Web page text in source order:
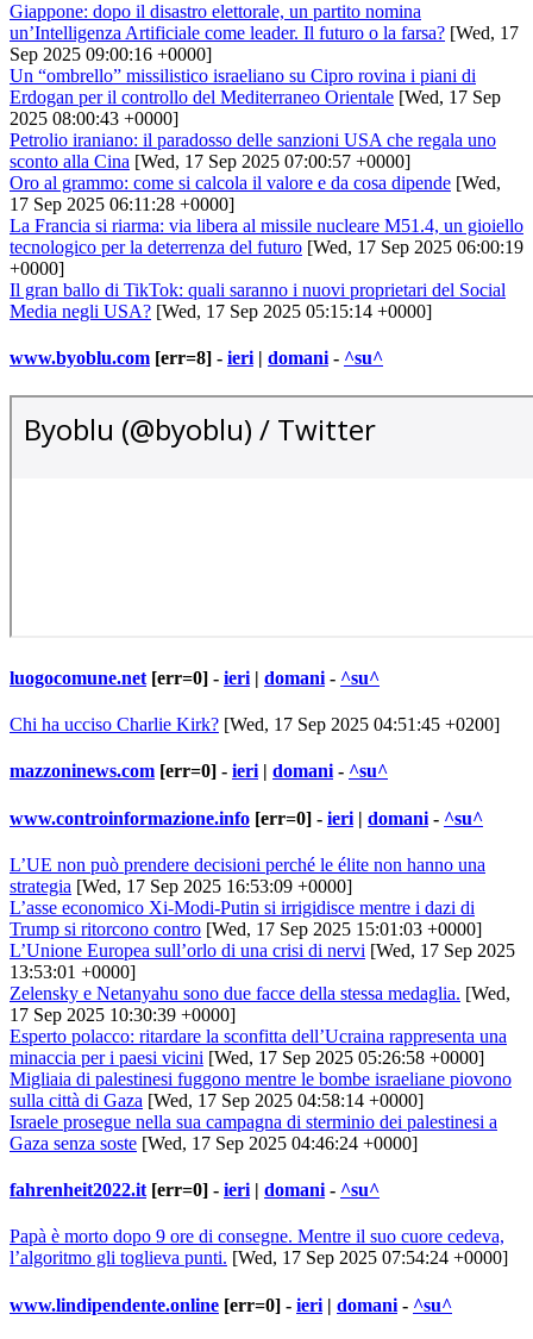
Giappone: dopo il disastro elettorale, un partito nomina
un’Intelligenza Artificiale come leader. Il futuro o la farsa? [Wed, 17
Sep 2025 09:00:16 +0000]
Un “ombrello” missilistico israeliano su Cipro rovina i piani di
Erdogan per il controllo del Mediterraneo Orientale [Wed, 17 Sep
2025 08:00:43 +0000]
Petrolio iraniano: il paradosso delle sanzioni USA che regala uno
sconto alla Cina [Wed, 17 Sep 2025 07:00:57 +0000]
Oro al grammo: come si calcola il valore e da cosa dipende [Wed,
17 Sep 2025 06:11:28 +0000]
La Francia si riarma: via libera al missile nucleare M51.4, un gioiello
tecnologico per la deterrenza del futuro [Wed, 17 Sep 2025 06:00:19
+0000]
Il gran ballo di TikTok: quali saranno i nuovi proprietari del Social
Media negli USA? [Wed, 17 Sep 2025 05:15:14 +0000]
www.byoblu.com [err=8] - ieri | domani - ^su^
luogocomune.net [err=0] - ieri | domani - ^su^
Chi ha ucciso Charlie Kirk? [Wed, 17 Sep 2025 04:51:45 +0200]
mazzoninews.com [err=0] - ieri | domani - ^su^
www.controinformazione.info [err=0] - ieri | domani - ^su^
L’UE non può prendere decisioni perché le élite non hanno una
strategia [Wed, 17 Sep 2025 16:53:09 +0000]
L’asse economico Xi-Modi-Putin si irrigidisce mentre i dazi di
Trump si ritorcono contro [Wed, 17 Sep 2025 15:01:03 +0000]
L’Unione Europea sull’orlo di una crisi di nervi [Wed, 17 Sep 2025
13:53:01 +0000]
Zelensky e Netanyahu sono due facce della stessa medaglia. [Wed,
17 Sep 2025 10:30:39 +0000]
Esperto polacco: ritardare la sconfitta dell’Ucraina rappresenta una
minaccia per i paesi vicini [Wed, 17 Sep 2025 05:26:58 +0000]
Migliaia di palestinesi fuggono mentre le bombe israeliane piovono
sulla città di Gaza [Wed, 17 Sep 2025 04:58:14 +0000]
Israele prosegue nella sua campagna di sterminio dei palestinesi a
Gaza senza soste [Wed, 17 Sep 2025 04:46:24 +0000]
fahrenheit2022.it [err=0] - ieri | domani - ^su^
Papà è morto dopo 9 ore di consegne. Mentre il suo cuore cedeva,
l’algoritmo gli toglieva punti. [Wed, 17 Sep 2025 07:54:24 +0000]
www.lindipendente.online [err=0] - ieri | domani - ^su^